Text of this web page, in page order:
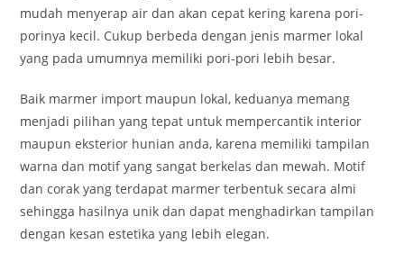
mudah menyerap air dan akan cepat kering karena pori-
porinya kecil. Cukup berbeda dengan jenis marmer lokal
yang pada umumnya memiliki pori-pori lebih besar.
Baik marmer import maupun lokal, keduanya memang
menjadi pilihan yang tepat untuk mempercantik interior
maupun eksterior hunian anda, karena memiliki tampilan
warna dan motif yang sangat berkelas dan mewah. Motif
dan corak yang terdapat marmer terbentuk secara almi
sehingga hasilnya unik dan dapat menghadirkan tampilan
dengan kesan estetika yang lebih elegan.